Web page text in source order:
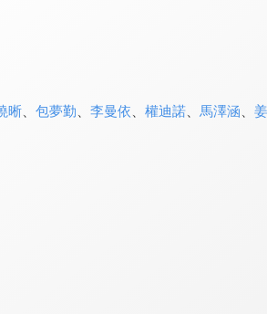
晰、 包夢勤 李曼依 權迪諾、 馬澤涵